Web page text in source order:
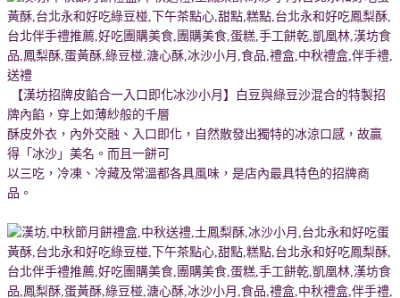
【漢坊招牌皮餡合一入口即化冰沙小月】白豆與綠豆沙混合的特製招
牌內餡，穿上如薄紗般的千層
酥皮外衣，內外交融、入口即化，自然散發出獨特的冰涼口感，故贏
得「冰沙」美名。而且一餅可
以三吃，冷凍、冷藏及常溫都各具風味，是店內最具特色的招牌商
品。